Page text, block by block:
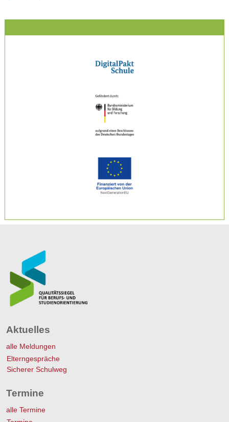
Aktuelles
alle Meldungen
Elterngespräche
Sicherer Schulweg
Termine
alle Termine